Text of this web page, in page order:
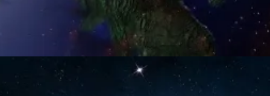
Đang mở https://thienvanhoc.edu.vn/thien-the-la-gi